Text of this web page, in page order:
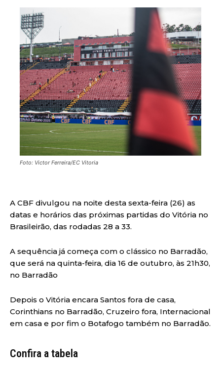
Foto: Victor Ferreira/EC Vitoria
A CBF divulgou na noite desta sexta-feira (26) as
datas e horários das próximas partidas do Vitória no
Brasileirão, das rodadas 28 a 33.
A sequência já começa com o clássico no Barradão,
que será na quinta-feira, dia 16 de outubro, às 21h30,
no Barradão
Depois o Vitória encara Santos fora de casa,
Corinthians no Barradão, Cruzeiro fora, Internacional
em casa e por fim o Botafogo também no Barradão.
Confira a tabela